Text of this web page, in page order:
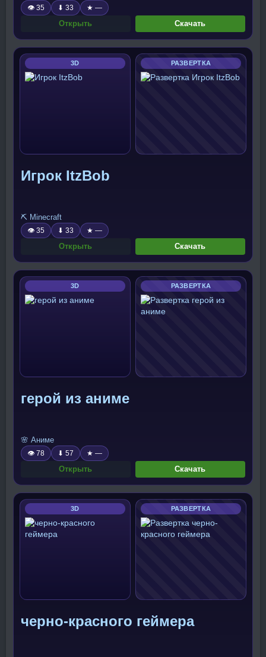
👁 35 ⬇ 33 ★ —
Открыть Скачать
3D РАЗВЕРТКА
Игрок ItzBob
⛏️ Minecraft
👁 35 ⬇ 33 ★ —
Открыть Скачать
3D РАЗВЕРТКА
герой из аниме
🌸 Аниме
👁 78 ⬇ 57 ★ —
Открыть Скачать
3D РАЗВЕРТКА
черно-красного геймера